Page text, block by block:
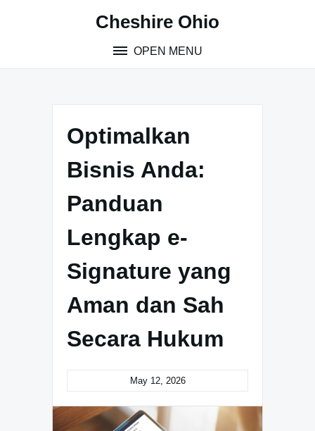
Cheshire Ohio
OPEN MENU
Optimalkan
Bisnis Anda:
Panduan
Lengkap e-
Signature yang
Aman dan Sah
Secara Hukum
May 12, 2026